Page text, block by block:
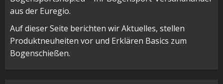
aus der Euregio.
Auf dieser Seite berichten wir Aktuelles, stellen
Produktneuheiten vor und Erklären Basics zum
Bogenschießen.